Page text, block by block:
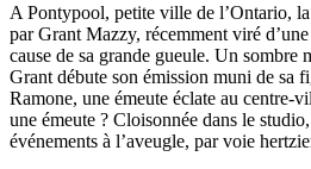
A Pontypool, petite ville de l’Ontario,
par Grant Mazzy, récemment viré
cause de sa grande gueule. Un sombre
Grant débute son émission muni de sa
Ramone, une émeute éclate au
une émeute ? Cloisonnée dans le
événements à l’aveugle, par voie